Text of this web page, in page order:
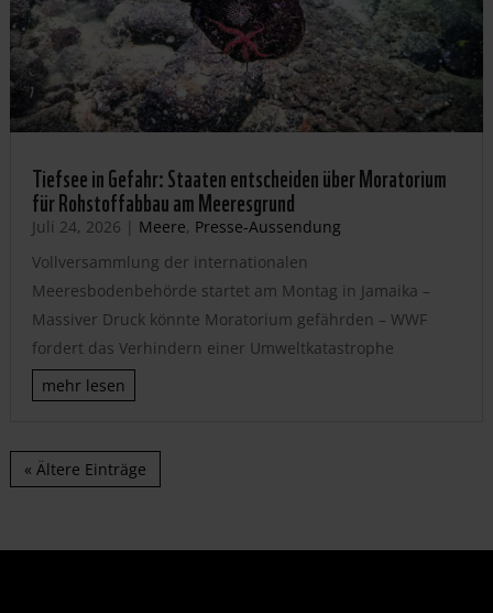
Tiefsee in Gefahr: Staaten entscheiden über Moratorium
für Rohstoffabbau am Meeresgrund
Juli 24, 2026 | Meere, Presse-Aussendung
Vollversammlung der internationalen
Meeresbodenbehörde startet am Montag in Jamaika –
Massiver Druck könnte Moratorium gefährden – WWF
fordert das Verhindern einer Umweltkatastrophe
mehr lesen
« Ältere Einträge